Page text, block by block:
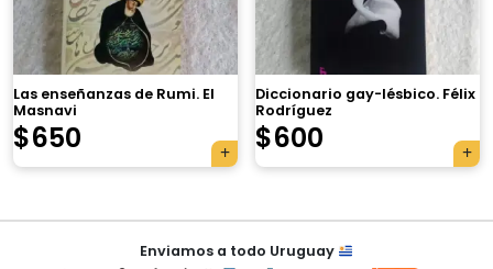
Las enseñanzas de Rumi. El
Masnavi
$650
Diccionario gay-lésbico. Félix
Rodríguez
$600
NavegaciónEnviamos a todo Uruguay
Tu carrito está vacío.
Agregá un producto y aparecerá acá
automáticamente.